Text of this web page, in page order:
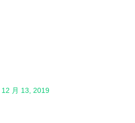
12 月 13, 2019